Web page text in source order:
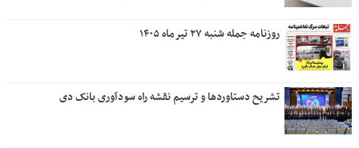
روزنامه جمله شنبه ۲۷ تیرماه ۱۴۰۵
تشریح دستاوردها و ترسیم نقشه راه سودآوری بانک دی